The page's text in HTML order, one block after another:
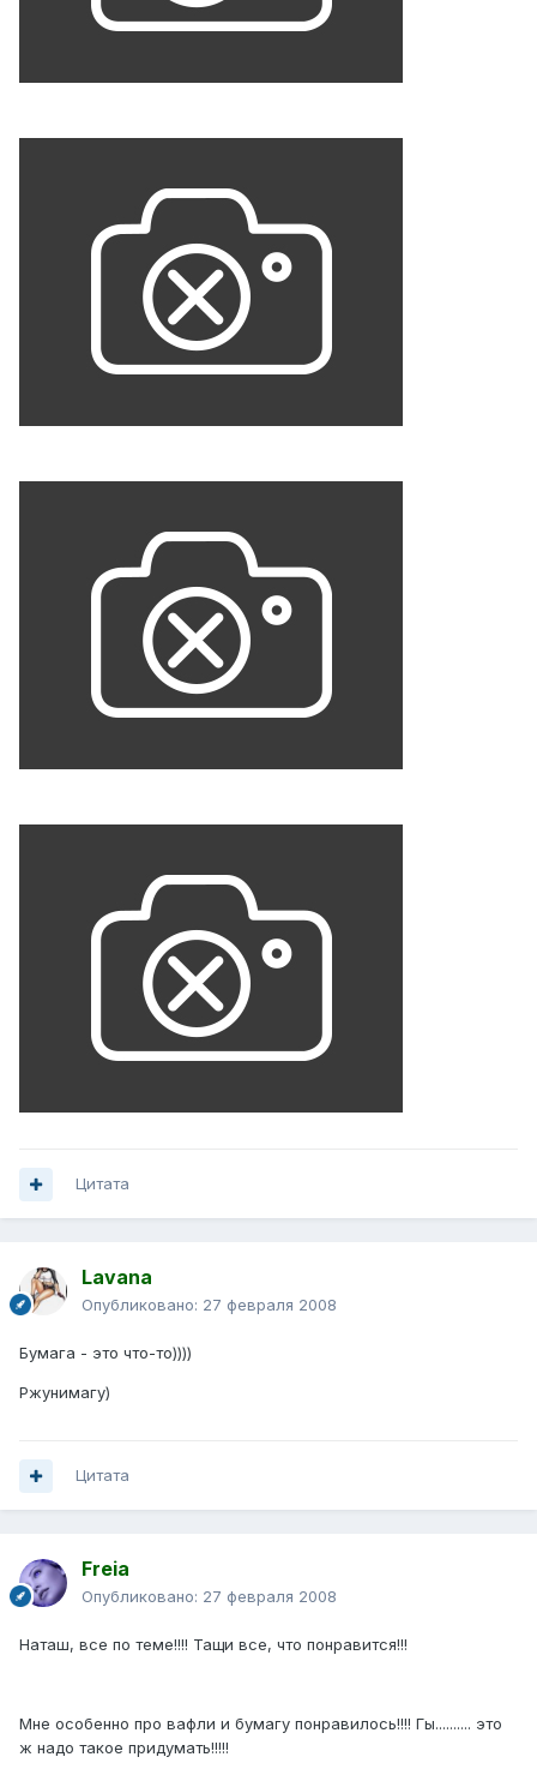
Цитата
Lavana
Опубликовано: 27 февраля 2008
Бумага - это что-то))))
Ржунимагу)
Цитата
Freia
Опубликовано: 27 февраля 2008
Наташ, все по теме!!!! Тащи все, что понравится!!!
Мне особенно про вафли и бумагу понравилось!!!! Гы.......... это
ж надо такое придумать!!!!!